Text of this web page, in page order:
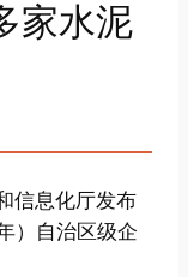
家水泥
信息化厅发布
）自治区级企